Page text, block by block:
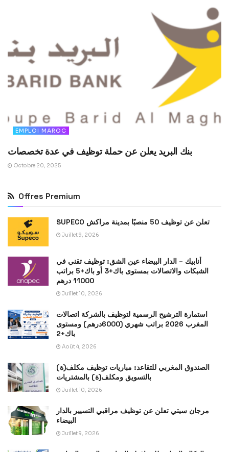
EMPLOI MAROC
بنك البريد يعلن عن حملة توظيف في عدة تخصصات
Octobre 20, 2025
Offres Premium
SUPECO تعلن عن توظيف 50 منصبًا بمدينة مراكش
Juillet 9, 2026
أنابيك – الدار البيضاء عين الشق: توظيف تقني في
الشبكات والاتصالات بمستوى باك+3 أو باك+5 براتب
11000 درهم
Juillet 10, 2026
استمارة الترشيح الرسمية لتوظيف بالشركة اتصالات
المغرب 2026 براتب شهري (6000درهم) ومستوى
باك+2
Août 4, 2026
الصندوق المغربي للتقاعد: مباريات توظيف مكلف(ة)
بالتسويق ومكلف(ة) بالمشتريات
Juillet 10, 2026
مرجان سيتي تعلن عن توظيف مراقبي التسيير بالدار
البيضاء
Juillet 9, 2026